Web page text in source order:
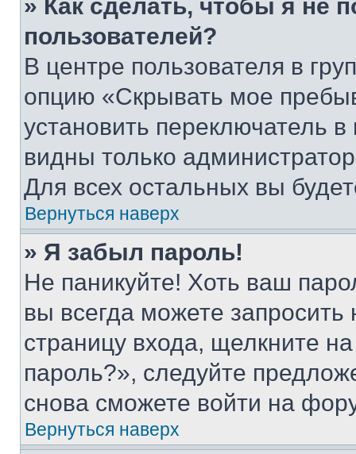
» Как сделать, чтобы я не
пользователей?
В центре пользователя в
опцию «Скрывать мое
установить переключатель
видны только
Для всех остальных вы
Вернуться наверх
» Я забыл пароль!
Не паникуйте! Хоть ваш
вы всегда можете
страницу входа, щелкните
пароль?», следуйте
снова сможете войти на
Вернуться наверх